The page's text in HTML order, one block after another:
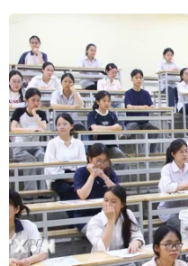
Theo dõi VietnamPlus
TIN LIÊN QUAN